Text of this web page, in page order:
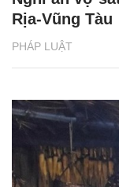
PHÁP LUẬT
Rịa-Vũng Tàu